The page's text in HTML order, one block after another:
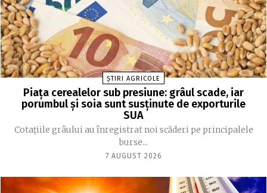
ȘTIRI AGRICOLE
Piața cerealelor sub presiune: grâul scade, iar
porumbul și soia sunt susținute de exporturile
SUA
Cotațiile grâului au înregistrat noi scăderi pe principalele
burse...
7 AUGUST 2026